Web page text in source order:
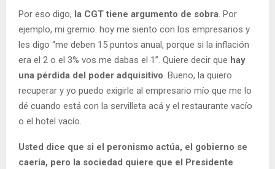
Por eso digo, la CGT tiene argumento de sobra. Por
ejemplo, mi gremio: hoy me siento con los empresarios y
les digo “me deben 15 puntos anual, porque si la inflación
era el 2 o el 3% vos me dabas el 1”. Quiere decir que hay
una pérdida del poder adquisitivo. Bueno, la quiero
recuperar y yo puedo exigirle al empresario mío que me lo
dé cuando está con la servilleta acá y el restaurante vacío
o el hotel vacío.
Usted dice que si el peronismo actúa, el gobierno se
caería, pero la sociedad quiere que el Presidente